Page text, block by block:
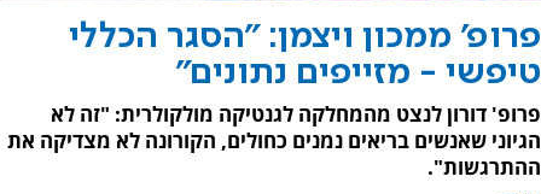
פרופ' ממכון ויצמן: "הסגר הכללי
טיפשי - מזייפים נתונים"
פרופ' דורון לנצט מהמחלקה לגנטיקה מולקולרית: "זה לא
הגיוני שאנשים בריאים נמנים כחולים, הקורונה לא מצדיקה את
ההתרגשות".